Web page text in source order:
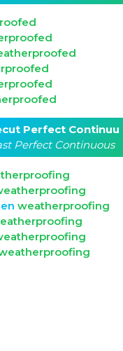
Perfect Continuu
Perfect Continuous
weatherproofing